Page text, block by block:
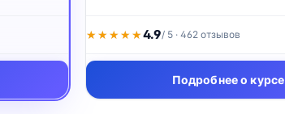
★★★★★
★★★★★4.9/ 5 · 462 отзывов
Подробнее о курсе